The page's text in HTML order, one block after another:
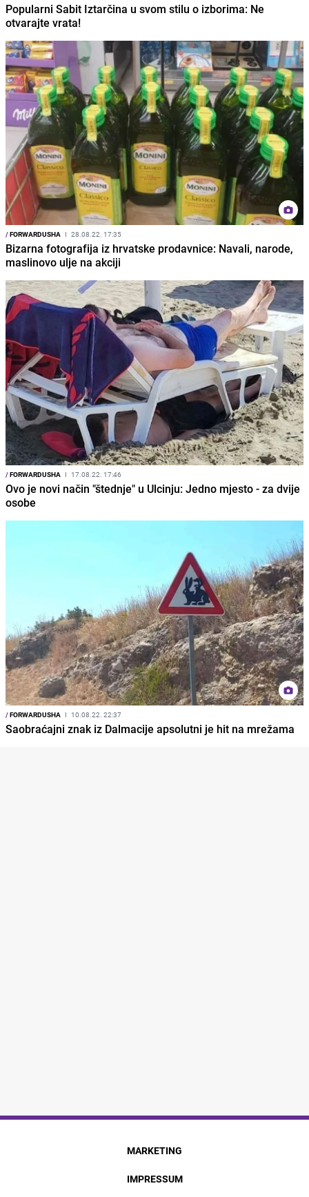
Popularni Sabit Iztarčina u svom stilu o izborima: Ne
otvarajte vrata!
/FORWARDUSHA I 28.08.22. 17:35
Bizarna fotografija iz hrvatske prodavnice: Navali, narode,
maslinovo ulje na akciji
/FORWARDUSHA I 17.08.22. 17:46
Ovo je novi način "štednje" u Ulcinju: Jedno mjesto - za dvije
osobe
/FORWARDUSHA I 10.08.22. 22:37
Saobraćajni znak iz Dalmacije apsolutni je hit na mrežama
MARKETING
IMPRESSUM